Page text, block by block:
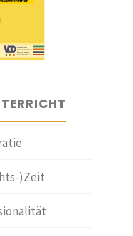
)Zeit